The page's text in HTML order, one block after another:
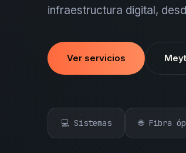
infraestructura digital,
Ver servicios
💻 Sistemas 🌐 Fibra